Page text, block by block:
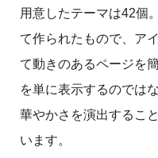
用意したテーマは42個
て作られたもので、ア
て動きのあるページを
を単に表示するのでは
華やかさを演出するこ
います。